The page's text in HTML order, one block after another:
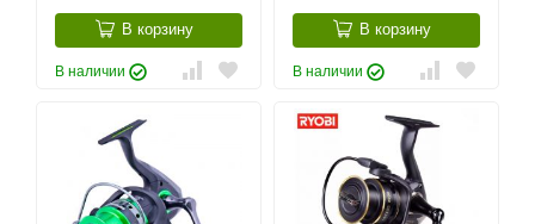
В корзину
В наличии
В корзину
В наличии